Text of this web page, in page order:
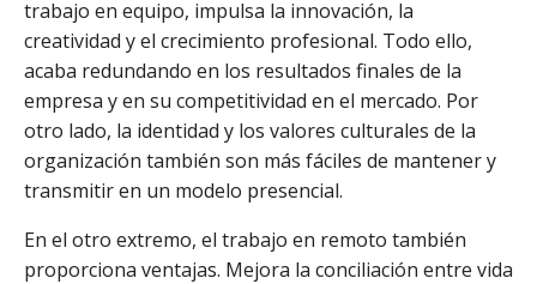
trabajo en equipo, impulsa la innovación, la
creatividad y el crecimiento profesional. Todo ello,
acaba redundando en los resultados finales de la
empresa y en su competitividad en el mercado. Por
otro lado, la identidad y los valores culturales de la
organización también son más fáciles de mantener y
transmitir en un modelo presencial.
En el otro extremo, el trabajo en remoto también
proporciona ventajas. Mejora la conciliación entre vida